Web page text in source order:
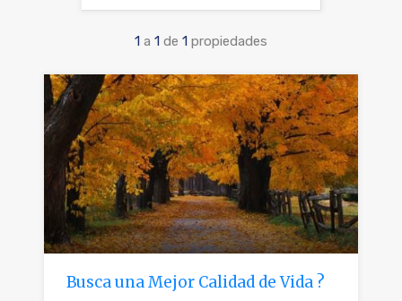
1 a 1 de 1 propiedades
Busca una Mejor Calidad de Vida ?